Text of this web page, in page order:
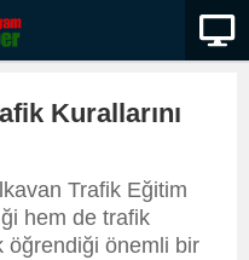
Kurallarını
Trafik Eğitim
hem de trafik
öğrendiği önemli bir